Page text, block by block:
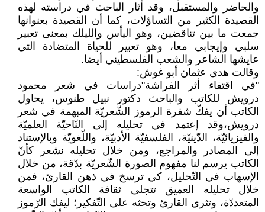
والحاضر والمستقبل، وقد أثار الباحث في دراسته لهذه
القصيدة الكثير من التساؤلات، كما أن القصيدة بعنوانها
جمعت ما بين تناقضين، وهو اليأس والليلك بمعنى تعبير
سلبي وإيجابي معا، وهو تعبير للحياة المتضادة التي
عايشها الشاعر والشعب الفلسطيني أيضا.
وقالت هدى عثمان أبو غوش:
"في اقتفاء أثر الفراشة"دراسات في شعر محمود
درويش للكاتب والباحث دكتور نبيل طنوس، يحاول
الكاتب أن يفكّ شفرة الرموز الشّعريّة المبهمة في شعر
درويش،وقد إعتمد في تحليله إلى النّاحيّة العلميّة
والفيزيائيّة، الدّينيّة، الفلسفيّة الأدبيّة، واللّغويّة وبالإستناد
إلى المصادر والمراجع، ومن خلال تحليله نشعر كأنّ
الكاتب يرسم لنا مفهوم الصورة الشّعريّة بدّقة، من خلال
الإسهاب في التّحليل، كي ترسخ في ذهن القارئ، فمن
خلال تحليله العميق تتجلى ثقافة الكاتب الواسعة
المتعددّة، وتثري القارئ وتحثه على التّفكير؛ ليفك الرّموز